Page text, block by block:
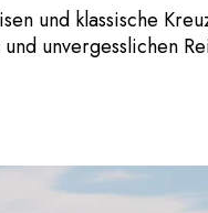
und klassische
unvergesslichen